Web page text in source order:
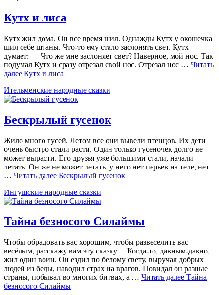
Кутх и лиса
Кутх жил дома. Он все время шил. Однажды Кутх у окошечка
шил себе штаны. Что-то ему стало заслонять свет. Кутх
думает: — Что же мне заслоняет свет? Наверное, мой нос. Так
подумал Кутх и сразу отрезал свой нос. Отрезал нос … Читать
далее Кутх и лиса
Ительменские народные сказки
Бескрылый гусенок
Жило много гусей. Летом все они вывели птенцов. Их дети
очень быстро стали расти. Один только гусеночек долго не
может вырасти. Его друзья уже большими стали, начали
летать. Он же не может летать, у него нет перьев на теле, нет
… Читать далее Бескрылый гусенок
Ингушские народные сказки
Тайна безносого Силаймы
Чтобы обрадовать вас хорошим, чтобы развеселить вас
весёлым, расскажу вам эту сказку… Когда-то, давным-давно,
жил один воин. Он ездил по белому свету, выручал добрых
людей из беды, наводил страх на врагов. Повидал он разные
страны, побывал во многих битвах, а … Читать далее Тайна
безносого Силаймы